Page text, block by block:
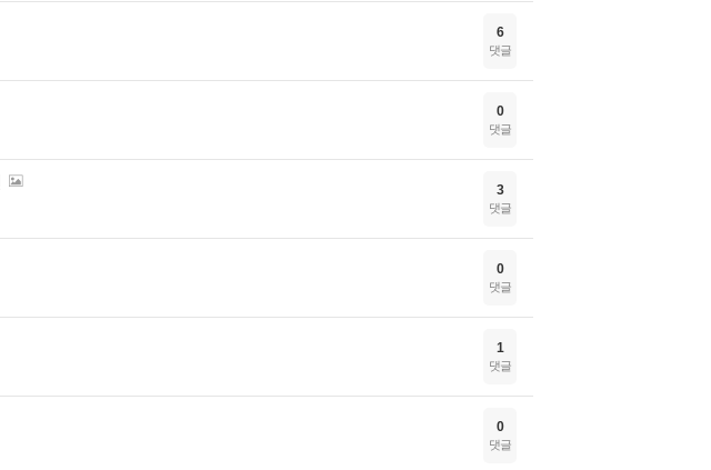
6
댓글
0
댓글
3
댓글
0
댓글
1
댓글
0
댓글